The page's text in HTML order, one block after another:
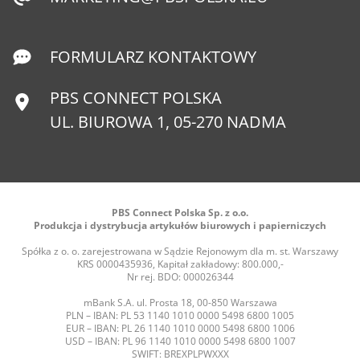
FORMULARZ KONTAKTOWY
PBS CONNECT POLSKA
UL. BIUROWA 1, 05-270 NADMA
PBS Connect Polska Sp. z o.o.
Produkcja i dystrybucja artykułów biurowych i papierniczych
Spółka z o. o. zarejestrowana w Sądzie Rejonowym dla m. st. Warszawy
KRS 0000435936, Kapitał zakładowy: 800.000,-
Nr rej. BDO: 000026344
mBank S.A. ul. Prosta 18, 00-850 Warszawa
PLN – IBAN: PL 53 1140 1010 0000 5498 6800 1005
EUR – IBAN: PL 26 1140 1010 0000 5498 6800 1006
USD – IBAN: PL 96 1140 1010 0000 5498 6800 1007
SWIFT: BREXPLPWXXX